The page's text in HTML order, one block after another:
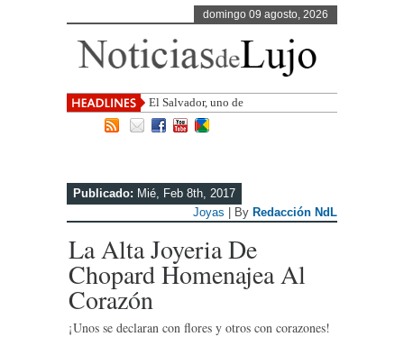
domingo 09 agosto, 2026
El Salvador, uno de los destinos con
mayor proy
Publicado: Mié, Feb 8th, 2017
Joyas | By Redacción NdL
La Alta Joyeria De
Chopard Homenajea Al
Corazón
¡Unos se declaran con flores y otros con corazones!